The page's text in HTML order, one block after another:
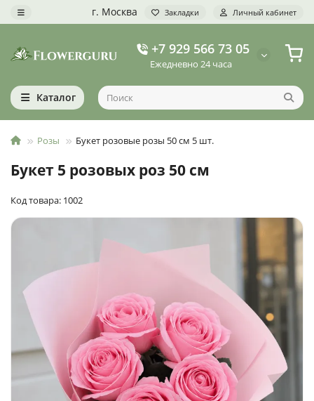
г. Москва Закладки Личный кабинет
+7 929 566 73 05
Ежедневно 24 часа
Каталог
Розы Букет розовые розы 50 см 5 шт.
Букет 5 розовых роз 50 см
Код товара: 1002